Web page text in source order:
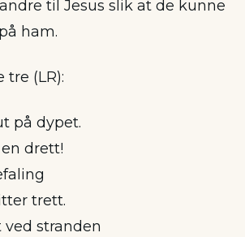
til Jesus slik at de kunne
ham.
tre (LR):
på dypet.
drett!
trett.
stranden